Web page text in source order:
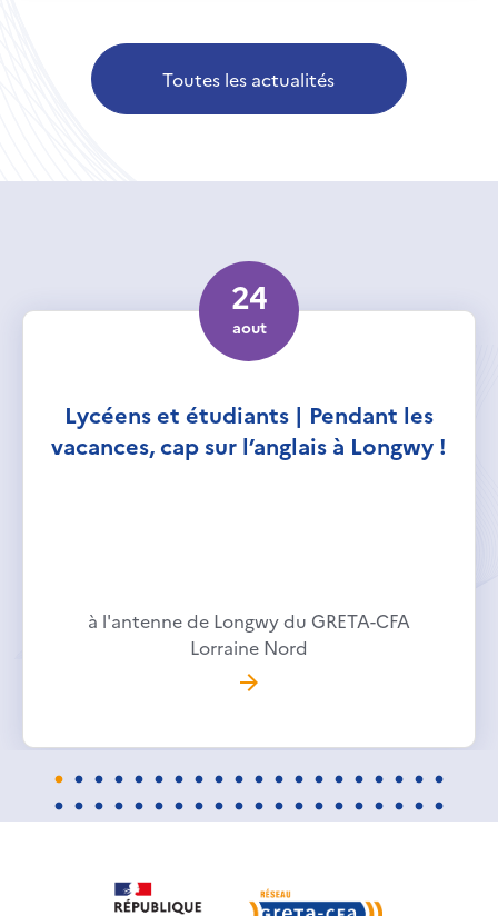
Toutes les actualités
24
aout
Lycéens et étudiants | Pendant les
vacances, cap sur l’anglais à Longwy !
à l'antenne de Longwy du GRETA-CFA
Lorraine Nord